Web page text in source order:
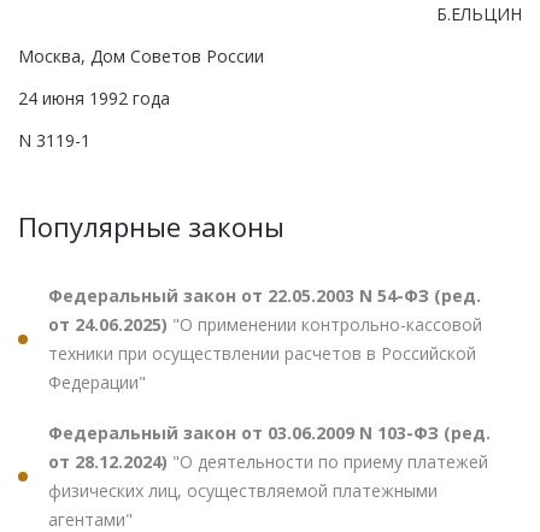
Б.ЕЛЬЦИН
Москва, Дом Советов России
24 июня 1992 года
N 3119-1
Популярные законы
Федеральный закон от 22.05.2003 N 54-ФЗ (ред.
от 24.06.2025) "О применении контрольно-кассовой
техники при осуществлении расчетов в Российской
Федерации"
Федеральный закон от 03.06.2009 N 103-ФЗ (ред.
от 28.12.2024) "О деятельности по приему платежей
физических лиц, осуществляемой платежными
агентами"